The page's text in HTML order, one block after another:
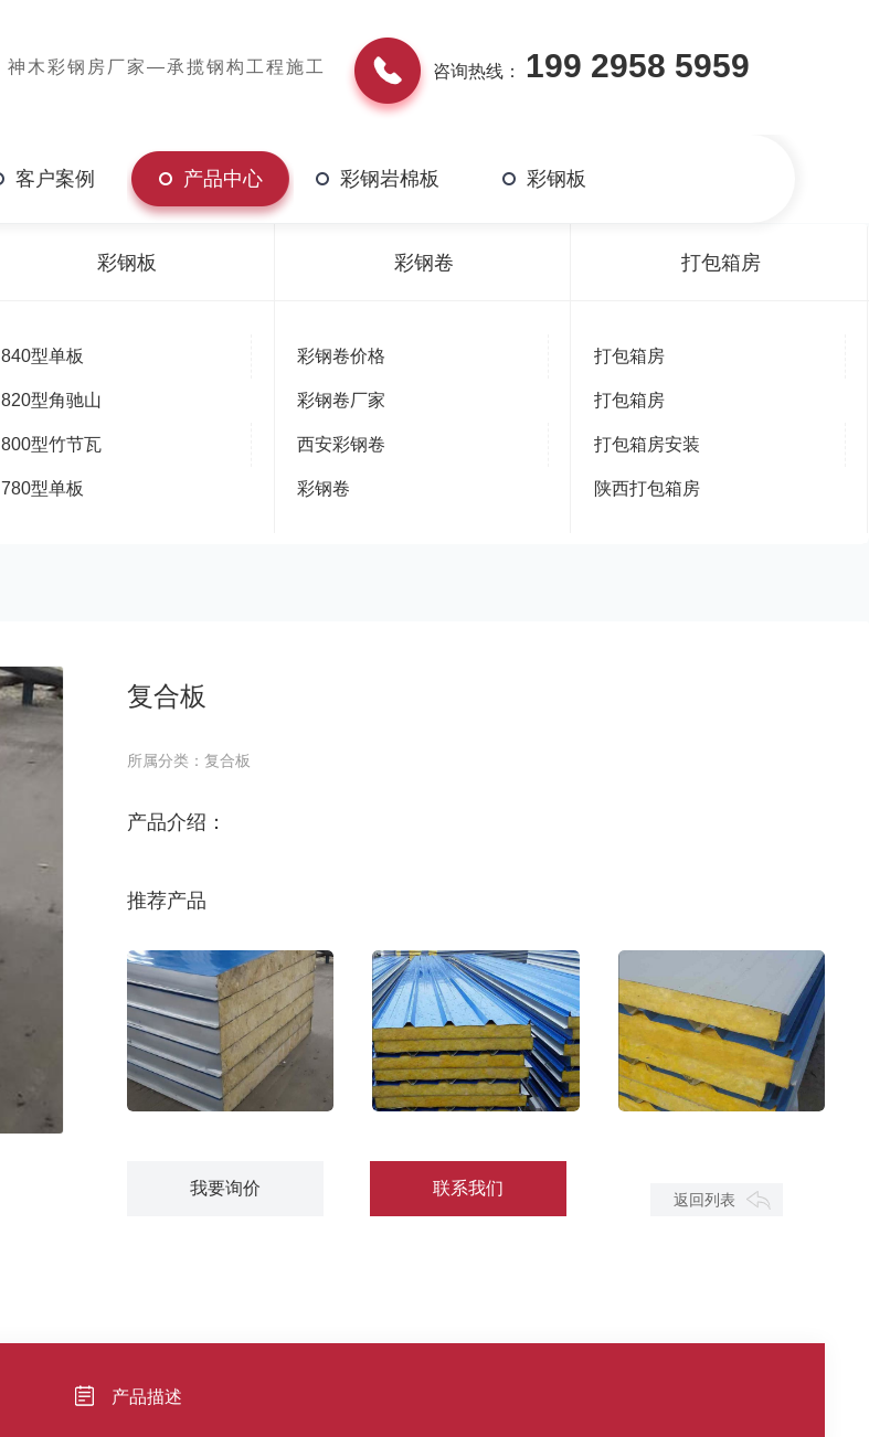
神木彩钢房厂家—承揽钢构工程施工 咨询热线： 199 2958 5959
客户案例 产品中心 彩钢岩棉板 彩钢板
彩钢板
840型单板
820型角驰山
800型竹节瓦
780型单板
彩钢卷
彩钢卷价格
彩钢卷厂家
西安彩钢卷
彩钢卷
打包箱房
打包箱房
打包箱房
打包箱房安装
陕西打包箱房
复合板
所属分类：复合板
产品介绍：
推荐产品
我要询价 联系我们
返回列表
产品描述